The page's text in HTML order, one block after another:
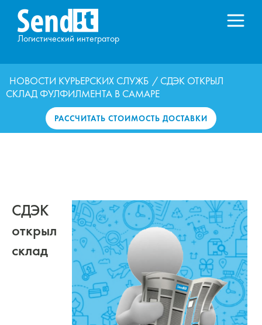
Логистический интегратор
НОВОСТИ КУРЬЕРСКИХ СЛУЖБ / СДЭК ОТКРЫЛ
СКЛАД ФУЛФИЛМЕНТА В САМАРЕ
РАССЧИТАТЬ СТОИМОСТЬ ДОСТАВКИ
СДЭК
открыл
склад